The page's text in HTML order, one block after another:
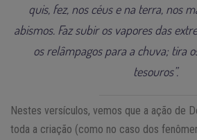
quis, fez, nos céus e na terra, nos
abismos. Faz subir os vapores das
os relâmpagos para a chuva; tira
tesouros”.
Nestes versículos, vemos que a ação de
toda a criação (como no caso dos